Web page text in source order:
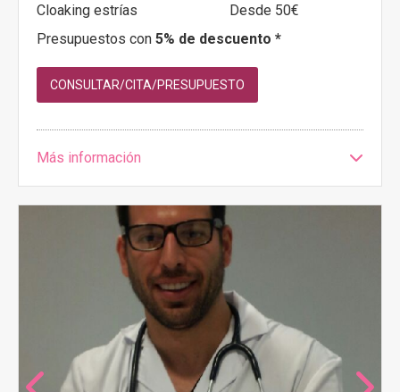
Cloaking estrías
Desde 50€
Presupuestos con 5% de descuento *
CONSULTAR/CITA/PRESUPUESTO
Más información